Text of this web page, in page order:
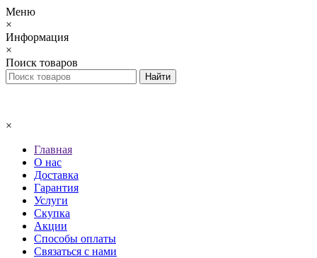
Меню
×
Информация
×
Поиск товаров
×
Главная
О нас
Доставка
Гарантия
Услуги
Скупка
Акции
Способы оплаты
Связаться с нами